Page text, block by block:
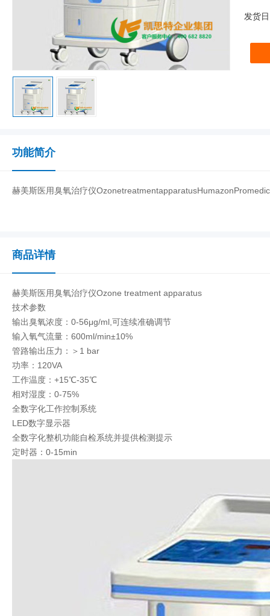
发货
功能简介
赫美斯医用臭氧治疗仪OzonetreatmentapparatusHumazonPromedic
商品详情
赫美斯医用臭氧治疗仪Ozone treatment apparatus
技术参数
输出臭氧浓度：0-56μg/ml,可连续准确调节
输入氧气流量：600ml/min±10%
管路输出压力：＞1 bar
功率：120VA
工作温度：+15℃-35℃
相对湿度：0-75%
全数字化工作控制系统
LED数字显示器
全数字化整机功能自检系统并提供检测提示
定时器：0-15min